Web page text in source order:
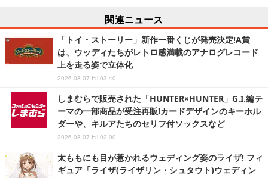
関連ニュース
「トイ・ストーリー」新作一番くじが発売決定!A賞
は、ウッディたちがレトロ感満載のアナログレコード
上を走る姿で立体化
2026.08.07 Fri 03:40
しまむらで販売された「HUNTER×HUNTER」G.I.編テ
ーマの一部商品が受注再販!カードデザインのキーホル
ダーや、キルアたちのセリフ付ソックスなど
2026.08.07 Fri 02:00
太ももにも目が惹かれるウェディング姿のライザ! フィ
ギュア「ライザ(ライザリン・シュタウト)ウェディン